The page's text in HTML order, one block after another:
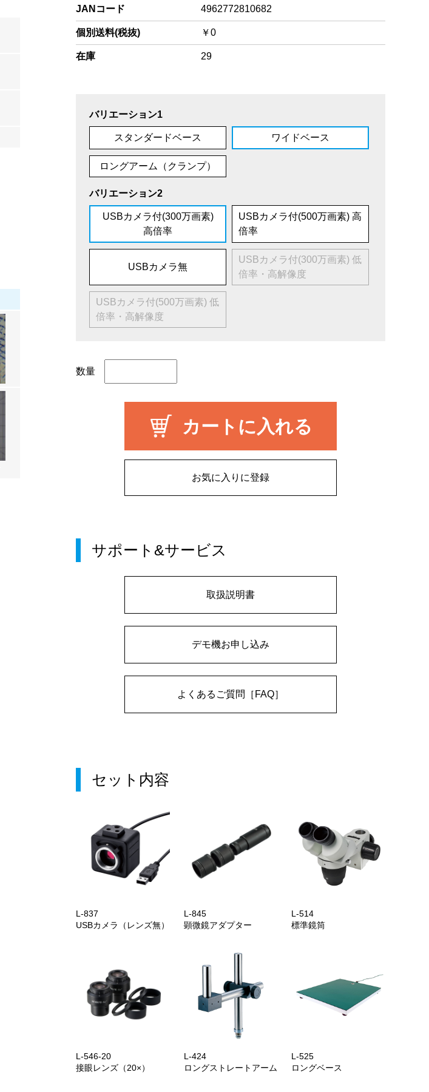
JANコード 4962772810682
個別送料(税抜) ￥0
在庫 29
バリエーション1
スタンダードベース ワイドベース
ロングアーム（クランプ）
バリエーション2
USBカメラ付(300万画素)
高倍率
USBカメラ付(500万画素) 高
倍率
USBカメラ無
USBカメラ付(300万画素) 低
倍率・高解像度
USBカメラ付(500万画素) 低
倍率・高解像度
数量
カートに入れる
お気に入りに登録
サポート&サービス
取扱説明書
デモ機お申し込み
よくあるご質問［FAQ］
セット内容
L-837
USBカメラ（レンズ無）
L-845
顕微鏡アダプター
L-514
標準鏡筒
L-546-20
接眼レンズ（20×）
L-424
ロングストレートアーム
L-525
ロングベース